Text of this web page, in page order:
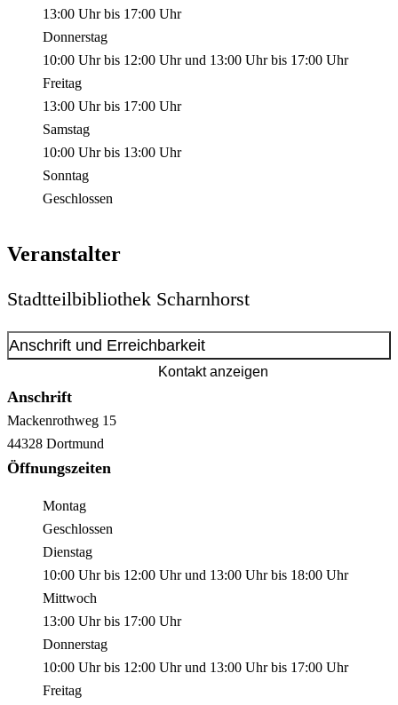
13:00 Uhrbis 17:00 Uhr
Donnerstag
10:00 Uhrbis 12:00 Uhrund 13:00 Uhrbis 17:00 Uhr
Freitag
13:00 Uhrbis 17:00 Uhr
Samstag
10:00 Uhrbis 13:00 Uhr
Sonntag
Geschlossen
Veranstalter
Stadtteilbibliothek Scharnhorst
Anschrift und Erreichbarkeit
Kontakt anzeigen
Anschrift
Mackenrothweg 15
44328 Dortmund
Öffnungszeiten
Montag
Geschlossen
Dienstag
10:00 Uhrbis 12:00 Uhrund 13:00 Uhrbis 18:00 Uhr
Mittwoch
13:00 Uhrbis 17:00 Uhr
Donnerstag
10:00 Uhrbis 12:00 Uhrund 13:00 Uhrbis 17:00 Uhr
Freitag